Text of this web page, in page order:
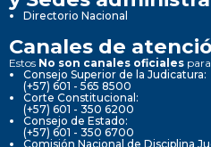
Directorio Nacional
Canales de
Estos No son canales oficiales
Consejo Superior de la Judicatura:
(+57) 601 - 565 8500
Corte Constitucional:
(+57) 601 - 350 6200
Consejo de Estado:
(+57) 601 - 350 6700
Comisión Nacional de Disciplina